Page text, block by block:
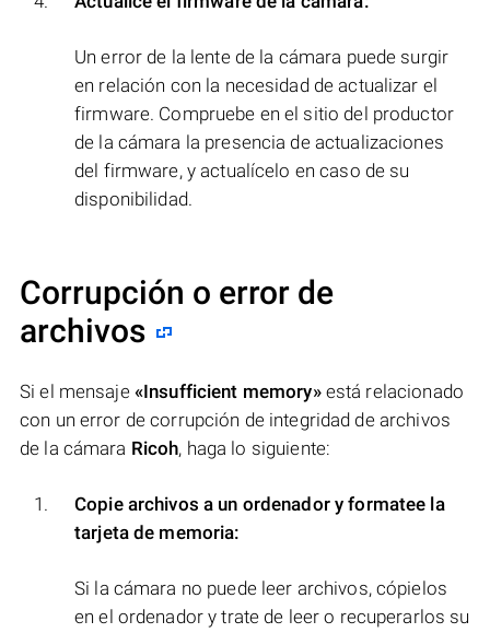
Un error de la lente de la cámara puede surgir
en relación con la necesidad de actualizar el
firmware. Compruebe en el sitio del productor
de la cámara la presencia de actualizaciones
del firmware, y actualícelo en caso de su
disponibilidad.
Corrupción o error de
archivos
Si el mensaje «Insufficient memory»está relacionado
con un error de corrupción de integridad de archivos
de la cámara Ricoh, haga lo siguiente:
Copie archivos a un ordenador y formatee la
tarjeta de memoria:
Si la cámara no puede leer archivos, cópielos
en el ordenador y trate de leer o recuperarlos su